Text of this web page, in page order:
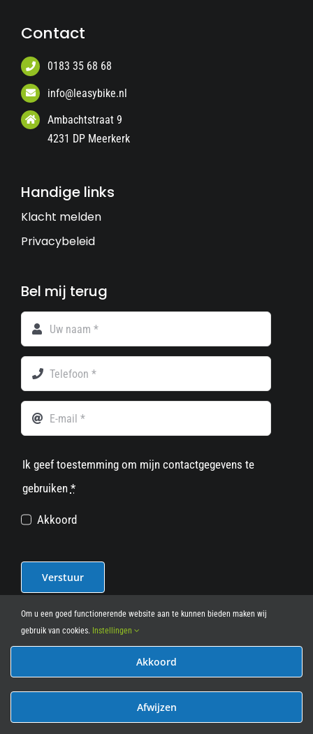
Contact
0183 35 68 68
info@leasybike.nl
Ambachtstraat 9
4231 DP Meerkerk
Handige links
Klacht melden
Privacybeleid
Bel mij terug
Ik geef toestemming om mijn contactgegevens te
gebruiken *
Akkoord
Verstuur
© 2012 - 2026• Leasy Bike • All Rights Reserved • powered
Om u een goed functionerende website aan te kunnen bieden maken wij
gebruik van cookies. Instellingen
Akkoord
Afwijzen